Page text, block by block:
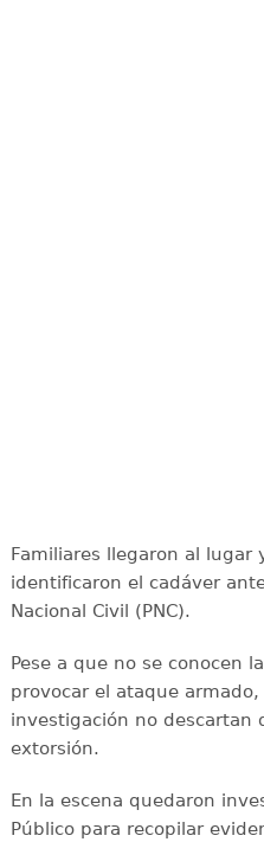
Familiares llegaron al lugar
identificaron el cadáver
Nacional Civil (PNC).
Pese a que no se conocen
provocar el ataque
investigación no descartan
extorsión.
En la escena quedaron
Público para recopilar